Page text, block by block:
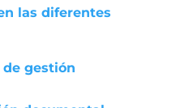
las diferentes
de gestión